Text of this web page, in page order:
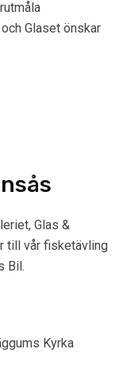
Glaset önskar
Glas &
till vår fisketävling
Bil.